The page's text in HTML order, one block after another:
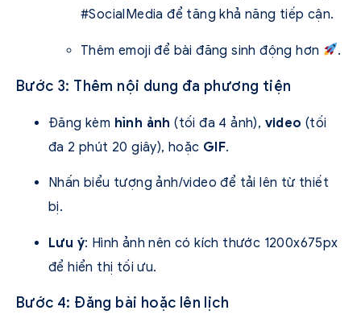
#SocialMedia để tăng khả năng tiếp cận.
Thêm emoji để bài đăng sinh động hơn .
Bước 3: Thêm nội dung đa phương tiện
Đăng kèm hình ảnh (tối đa 4 ảnh), video (tối
đa 2 phút 20 giây), hoặc GIF.
Nhấn biểu tượng ảnh/video để tải lên từ thiết
bị.
Lưu ý: Hình ảnh nên có kích thước 1200x675px
để hiển thị tối ưu.
Bước 4: Đăng bài hoặc lên lịch